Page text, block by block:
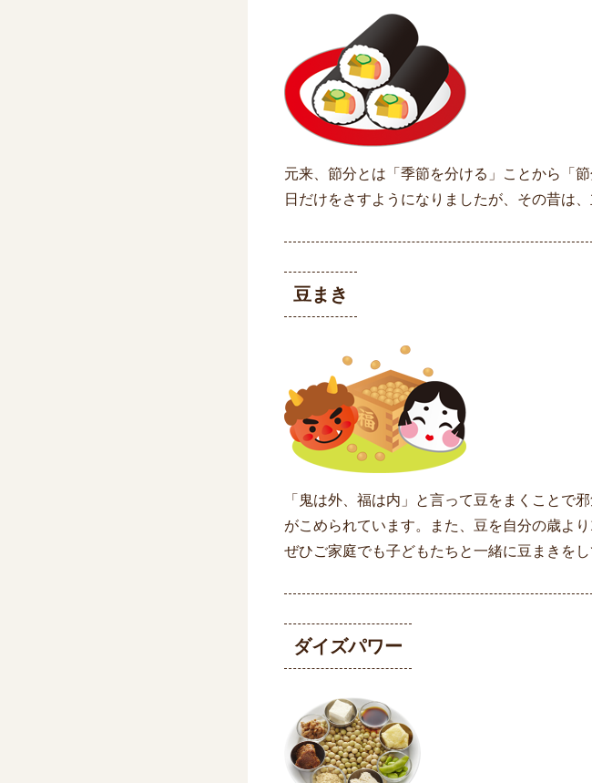
元来、節分とは「季節を分ける」ことから「
日だけをさすようになりましたが、その昔は
豆まき
「鬼は外、福は内」と言って豆をまくことで
がこめられています。また、豆を自分の歳よ
ぜひご家庭でも子どもたちと一緒に豆まきを
ダイズパワー